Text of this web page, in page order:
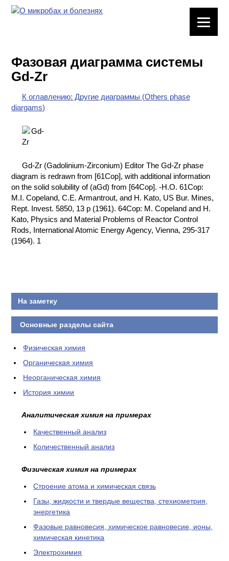
ХИМИЧЕСКАЯ
ПОСУДА
ВРЕДНЫЕ
ФАКТОРЫ
ХИМИЯ НА
ПРОИЗВОДСТВЕ
И ХИМИЧЕСКАЯ
ТЕХНОЛОГИЯ
КОНТАКТЫ
Фазовая диаграмма системы
Gd-Zr
К оглавлению: Другие диаграммы (Others phase
diargams)
Gd-Zr (Gadolinium-Zirconium) Editor The Gd-Zr phase
diagram is redrawn from [61Cop], with additional information
on the solid solubility of (aGd) from [64Cop]. -H.O. 61Cop:
M.I. Copeland, C.E. Armantrout, and H. Kato, US Bur. Mines,
Rept. Invest. 5850, 13 p (1961). 64Cop: M. Copeland and H.
Kato, Physics and Material Problems of Reactor Control
Rods, International Atomic Energy Agency, Vienna, 295-317
(1964). 1
На заметку
Основные разделы сайта
Физическая химия
Органическая химия
Неорганическая химия
История химии
Аналитическая химия на примерах
Качественный анализ
Количественный анализ
Физическая химия на примерах
Cтроение атома и химическая связь
Газы, жидкости и твердые вещества, стехиометрия,
энергетика
Фазовые равновесия, химическое равновесие, ионы,
химическая кинетика
Электрохимия